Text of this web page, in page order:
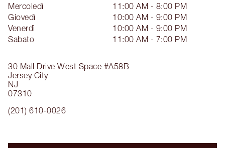
30 Mall Drive West Space #A58B
Jersey City
NJ
07310
(201) 610-0026
Mercoledì
11:00 AM - 8:00 PM
Giovedì
10:00 AM - 9:00 PM
Venerdì
10:00 AM - 9:00 PM
Sabato
11:00 AM - 7:00 PM